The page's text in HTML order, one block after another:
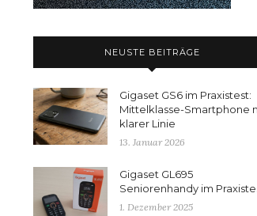
NEUSTE BEITRÄGE
Gigaset GS6 im Praxistest:
Mittelklasse-Smartphone
klarer Linie
13. Januar 2026
Gigaset GL695
Seniorenhandy im
1. Dezember 2025